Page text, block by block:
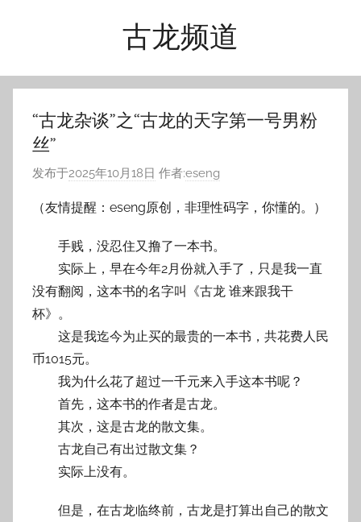
容
古龙频道
“古龙杂谈”之“古龙的天字第一号男粉
丝”
发布于2025年10月18日 作者:eseng
（友情提醒：eseng原创，非理性码字，你懂的。）
手贱，没忍住又撸了一本书。
实际上，早在今年2月份就入手了，只是我一直
没有翻阅，这本书的名字叫《古龙 谁来跟我干
杯》。
这是我迄今为止买的最贵的一本书，共花费人民
币1015元。
我为什么花了超过一千元来入手这本书呢？
首先，这本书的作者是古龙。
其次，这是古龙的散文集。
古龙自己有出过散文集？
实际上没有。
但是，在古龙临终前，古龙是打算出自己的散文